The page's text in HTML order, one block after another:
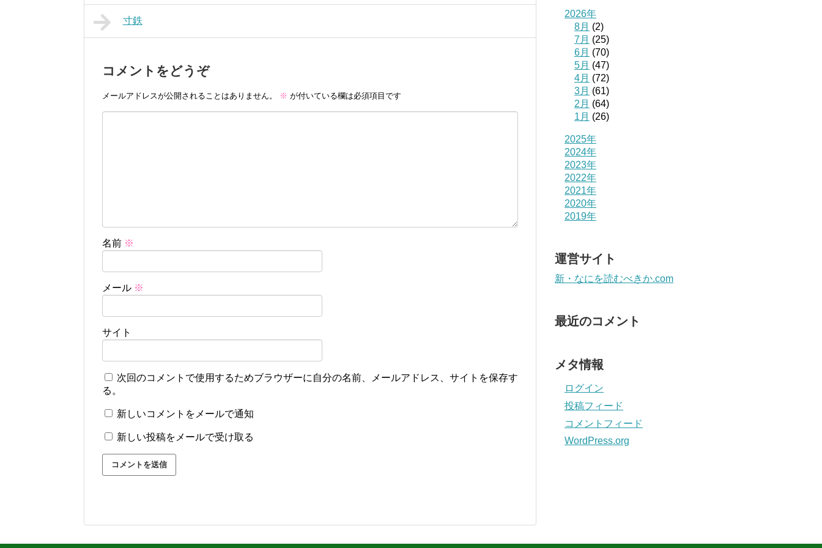
寸鉄
コメントをどうぞ
メールアドレスが公開されることはありません。 ※ が付いている欄は必須項目です
名前 ※
メール ※
サイト
次回のコメントで使用するためブラウザーに自分の名前、メールアドレス、サイトを保存す
る。
新しいコメントをメールで通知
新しい投稿をメールで受け取る
2026年
8月 (2)
7月 (25)
6月 (70)
5月 (47)
4月 (72)
3月 (61)
2月 (64)
1月 (26)
2025年
2024年
2023年
2022年
2021年
2020年
2019年
運営サイト
新・なにを読むべきか.com
最近のコメント
メタ情報
ログイン
投稿フィード
コメントフィード
WordPress.org